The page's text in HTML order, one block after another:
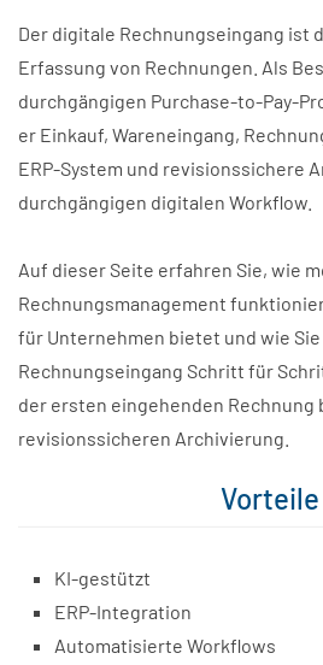
Der digitale Rechnungseingang ist
Erfassung von Rechnungen. Als
durchgängigen Purchase-to-Pay-
er Einkauf, Wareneingang,
ERP-System und revisionssichere
durchgängigen digitalen Workflow.
Auf dieser Seite erfahren Sie, wie
Rechnungsmanagement
für Unternehmen bietet und wie
Rechnungseingang Schritt für
der ersten eingehenden Rechnung
revisionssicheren Archivierung.
Vorteile
KI-gestützt
ERP-Integration
Automatisierte Workflows